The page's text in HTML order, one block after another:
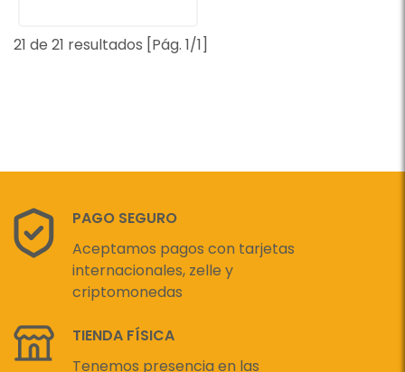
21 de 21 resultados [Pág. 1/1]
PAGO SEGURO
Aceptamos pagos con tarjetas
internacionales, zelle y
criptomonedas
TIENDA FÍSICA
Tenemos presencia en las